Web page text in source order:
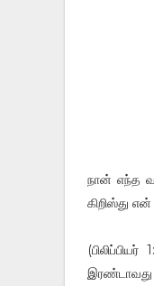
நான் எந்த
கிறிஸ்து
இரண்டாவது